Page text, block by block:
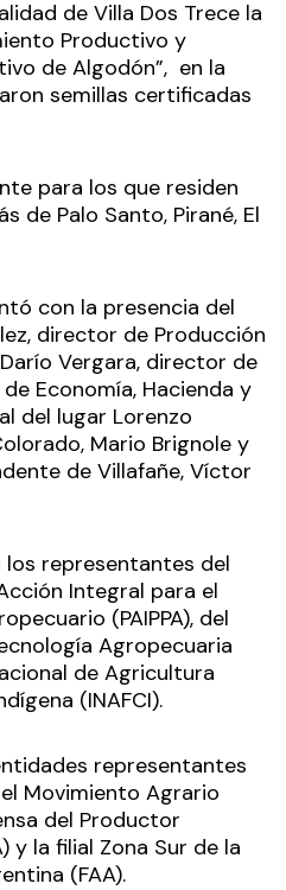
de Villa Dos Trece la
Productivo y
de Algodón”, en la
semillas certificadas
para los que residen
de Palo Santo, Pirané, El
con la presencia del
director de Producción
Vergara, director de
Economía, Hacienda y
del lugar Lorenzo
Mario Brignole y
de Villafañe, Víctor
representantes del
Integral para el
(PAIPPA), del
Agropecuaria
de Agricultura
(INAFCI).
representantes
Movimiento Agrario
del Productor
y la filial Zona Sur de la
(FAA).